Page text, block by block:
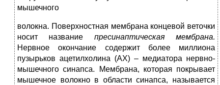
мышечного
волокна. Поверхностная мембрана концевой веточки
носит название пресинаптическая мембрана.
Нервное окончание содержит более миллиона
пузырьков ацетилхолина (АХ) – медиатора нервно-
мышечного синапса. Мембрана, которая покрывает
мышечное волокно в области синапса, называется